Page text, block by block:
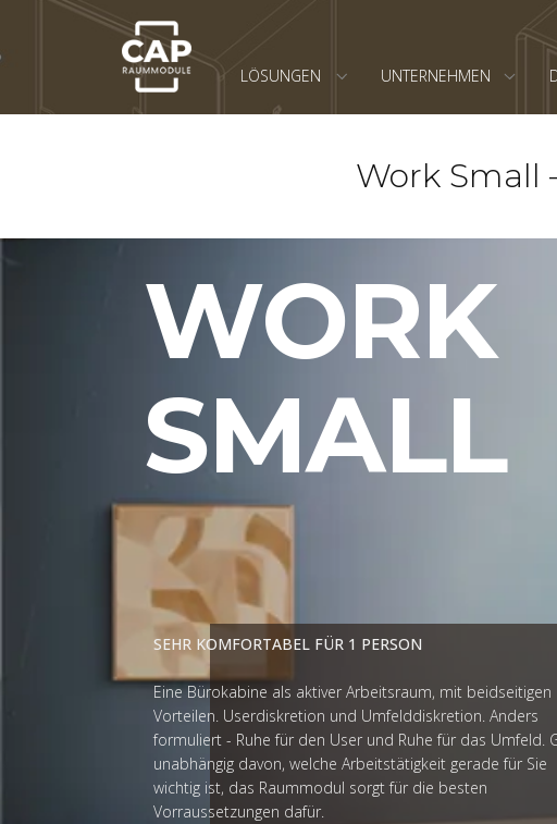
LÖSUNGEN UNTERNEHMEN
Work Small
WORK
SMALL
SEHR KOMFORTABEL FÜR 1 PERSON
Eine Bürokabine als aktiver Arbeitsraum, mit beidseitigen
Vorteilen. Userdiskretion und Umfelddiskretion. Anders
formuliert - Ruhe für den User und Ruhe für das Umfeld.
unabhängig davon, welche Arbeitstätigkeit gerade für Sie
wichtig ist, das Raummodul sorgt für die besten
Vorraussetzungen dafür.